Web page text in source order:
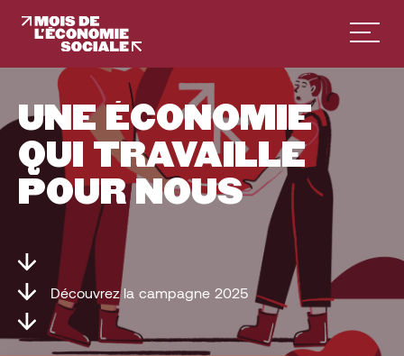
Français
UNE ÉCONOMIE
QUI TRAVAILLE
POUR NOUS
Découvrez la campagne 2025